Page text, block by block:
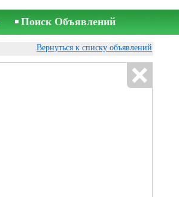
Поиск Объявлений
Вернуться к списку объявлений